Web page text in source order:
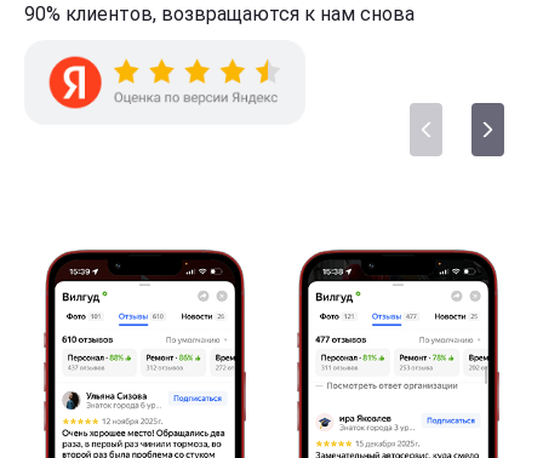
90% клиентов, возвращаются к нам снова